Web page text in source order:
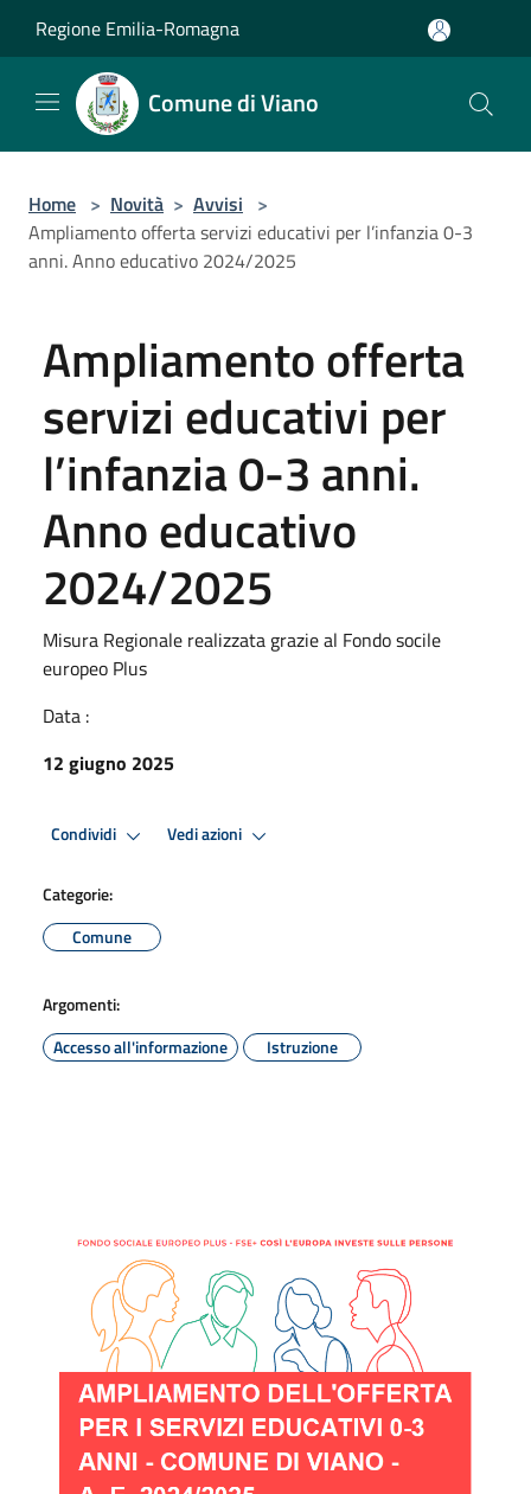
Regione Emilia-Romagna
Comune di Viano
Home > Novità > Avvisi >
Ampliamento offerta servizi educativi per l’infanzia 0-3
anni. Anno educativo 2024/2025
Ampliamento offerta
servizi educativi per
l’infanzia 0-3 anni.
Anno educativo
2024/2025
Misura Regionale realizzata grazie al Fondo socile
europeo Plus
Data :
12 giugno 2025
Condividi Vedi azioni
Categorie:
Comune
Argomenti:
Accesso all'informazione
Istruzione